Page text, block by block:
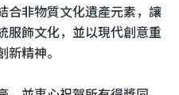
合非物質文化遺產元素，讓
服飾文化，並以現代創意重
精神。